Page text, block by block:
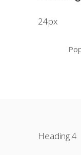
24px
Heading 4